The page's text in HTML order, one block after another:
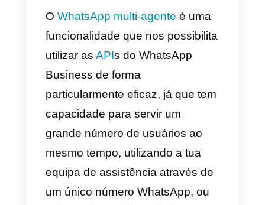
melhores
plataformas por
WhatsApp
multi-agente?
Conclusões
OWhatsApp multi-agente
funcionalidade que nos
utilizar as
s do WhatsApp